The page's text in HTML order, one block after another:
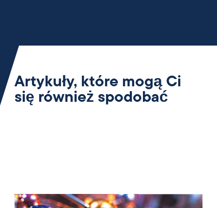
Artykuły, które mogą Ci
się również spodobać